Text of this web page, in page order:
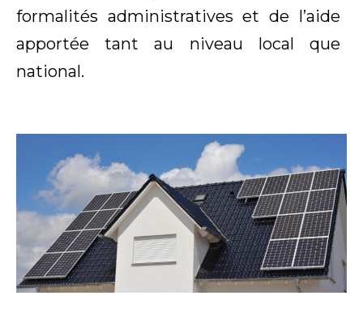
formalités administratives et de l’aide
apportée tant au niveau local que
national.